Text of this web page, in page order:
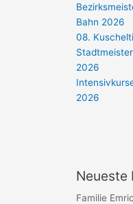
Bahn 2026
08.
2026
2026
Neueste
Familie